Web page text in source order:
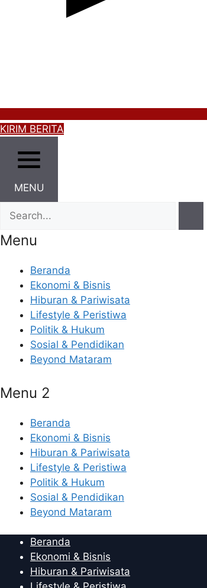
KIRIM BERITA
MENU
Menu
Beranda
Ekonomi & Bisnis
Hiburan & Pariwisata
Lifestyle & Peristiwa
Politik & Hukum
Sosial & Pendidikan
Beyond Mataram
Menu 2
Beranda
Ekonomi & Bisnis
Hiburan & Pariwisata
Lifestyle & Peristiwa
Politik & Hukum
Sosial & Pendidikan
Beyond Mataram
Beranda
Ekonomi & Bisnis
Hiburan & Pariwisata